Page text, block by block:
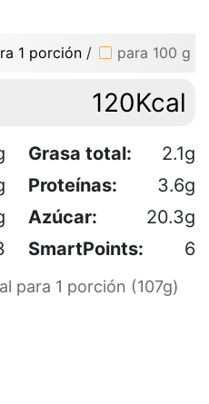
1 porción / para 100 g
120Kcal
Grasa total:
2.1g
Proteínas:
3.6g
Azúcar:
20.3g
SmartPoints: 6
para 1 porción (107g)